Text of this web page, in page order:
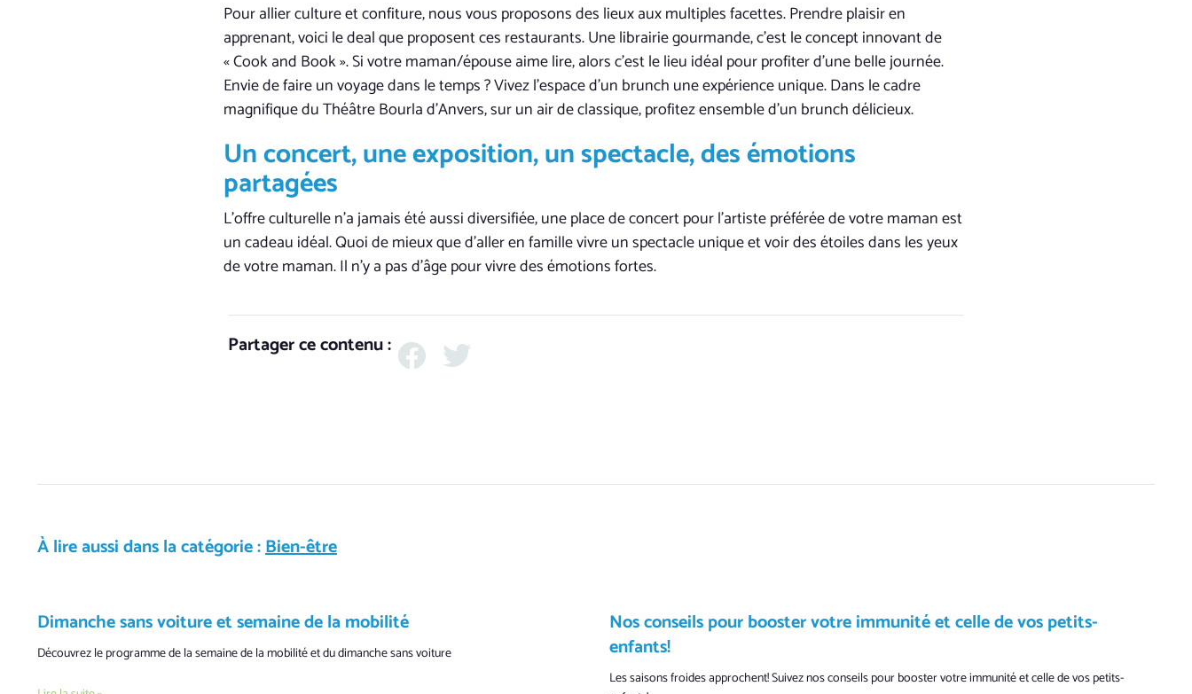
Pour allier culture et confiture, nous vous proposons des lieux aux multiples facettes. Prendre plaisir en
apprenant, voici le deal que proposent ces restaurants. Une librairie gourmande, c’est le concept innovant de
« Cook and Book ». Si votre maman/épouse aime lire, alors c’est le lieu idéal pour profiter d’une belle journée.
Envie de faire un voyage dans le temps ? Vivez l’espace d’un brunch une expérience unique. Dans le cadre
magnifique du Théâtre Bourla d’Anvers, sur un air de classique, profitez ensemble d’un brunch délicieux.
Un concert, une exposition, un spectacle, des émotions
partagées
L’offre culturelle n’a jamais été aussi diversifiée, une place de concert pour l’artiste préférée de votre maman est
un cadeau idéal. Quoi de mieux que d’aller en famille vivre un spectacle unique et voir des étoiles dans les yeux
de votre maman. Il n’y a pas d’âge pour vivre des émotions fortes.
Partager ce contenu :
À lire aussi dans la catégorie :Bien-être
Dimanche sans voiture et semaine de la mobilité
Découvrez le programme de la semaine de la mobilité et du dimanche sans voiture
Nos conseils pour booster votre immunité et celle de vos petits-
enfants!
Les saisons froides approchent! Suivez nos conseils pour booster votre immunité et celle de vos petits-